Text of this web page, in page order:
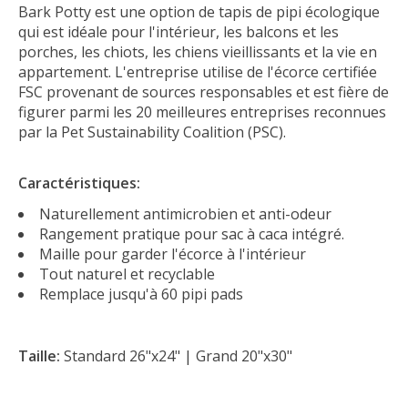
Bark Potty est une option de tapis de pipi écologique
qui est idéale pour l'intérieur, les balcons et les
porches, les chiots, les chiens vieillissants et la vie en
appartement. L'entreprise utilise de l'écorce certifiée
FSC provenant de sources responsables et est fière de
figurer parmi les 20 meilleures entreprises reconnues
par la Pet Sustainability Coalition (PSC).
Caractéristiques:
Naturellement antimicrobien et anti-odeur
Rangement pratique pour sac à caca intégré.
Maille pour garder l'écorce à l'intérieur
Tout naturel et recyclable
Remplace jusqu'à 60 pipi pads
Taille: Standard 26"x24" | Grand 20"x30"